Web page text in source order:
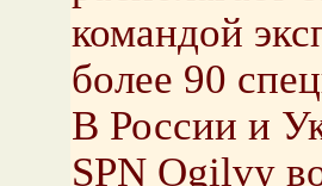
командой
более 90
В России и
SPN Ogilvy